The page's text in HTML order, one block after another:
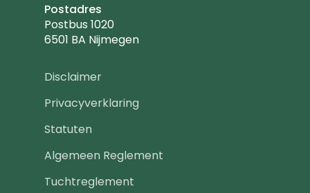
Postadres
Postbus 1020
6501 BA Nijmegen
Footer
navigatie
Disclaimer
Privacyverklaring
Statuten
Algemeen Reglement
Tuchtreglement